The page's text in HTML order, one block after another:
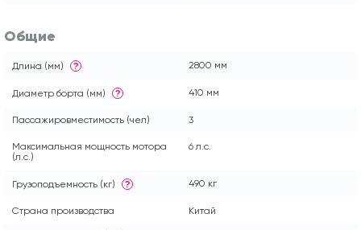
Общие
Длина (мм) ? 2800 мм
Диаметр борта (мм) ? 410 мм
Пассажировместимость (чел) 3
Максимальная мощность мотора
(л.с.)
6 л.с.
Грузоподъемность (кг) ? 490 кг
Страна производства Китай